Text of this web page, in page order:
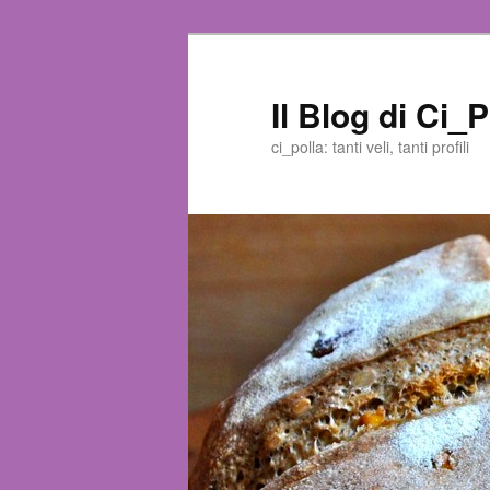
Il Blog di
ci_polla: tanti veli, tanti profili